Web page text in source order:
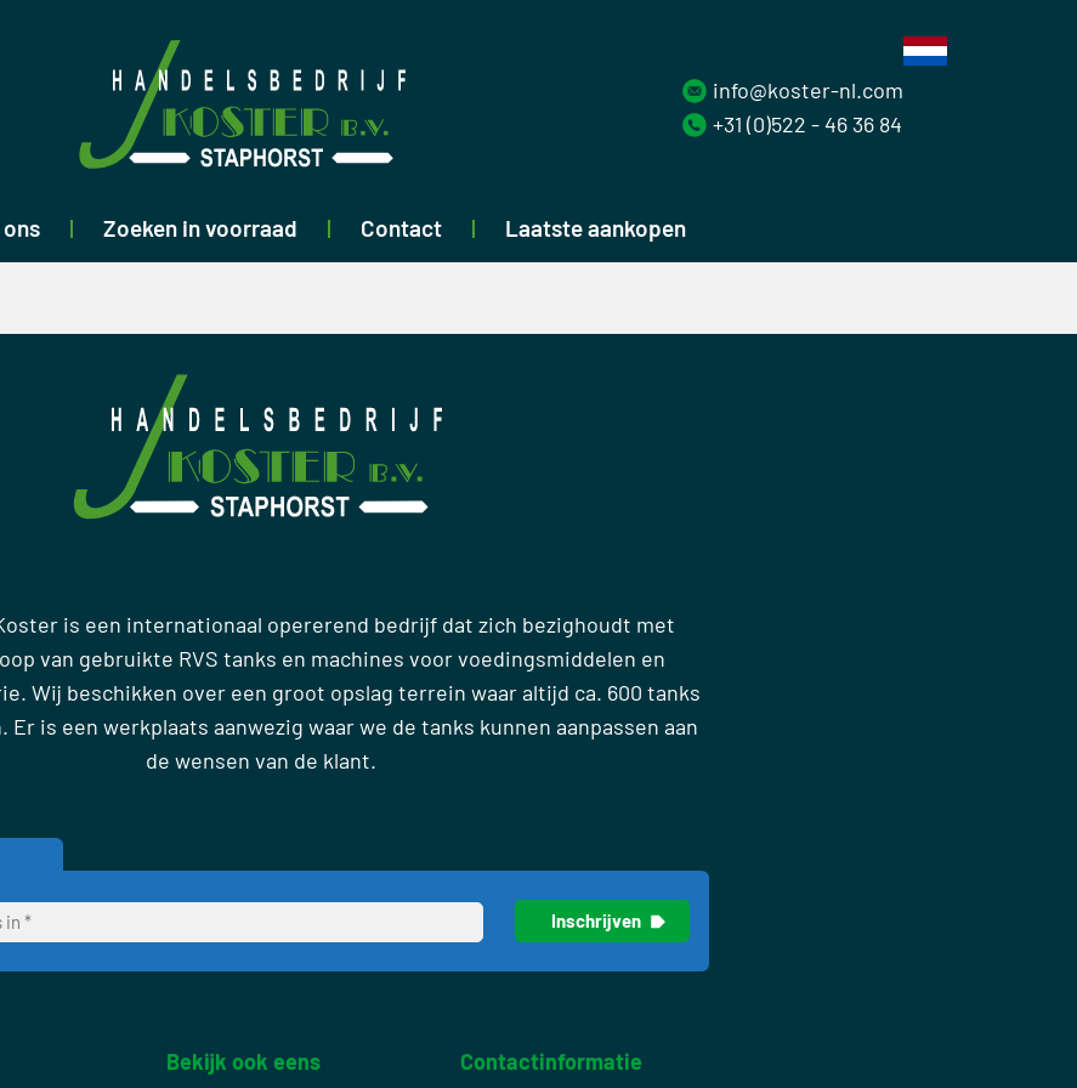
ons Zoeken in voorraad Contact Laatste aankopen
info@koster-nl.com
+31 (0)522 - 46 36 84
is een internationaal opererend bedrijf dat zich bezighoudt met
van gebruikte RVS tanks en machines voor voedingsmiddelen en
Wij beschikken over een groot opslag terrein waar altijd ca. 600 tanks
Er is een werkplaats aanwezig waar we de tanks kunnen aanpassen aan
de wensen van de klant.
Bekijk ook eens
Contactinformatie